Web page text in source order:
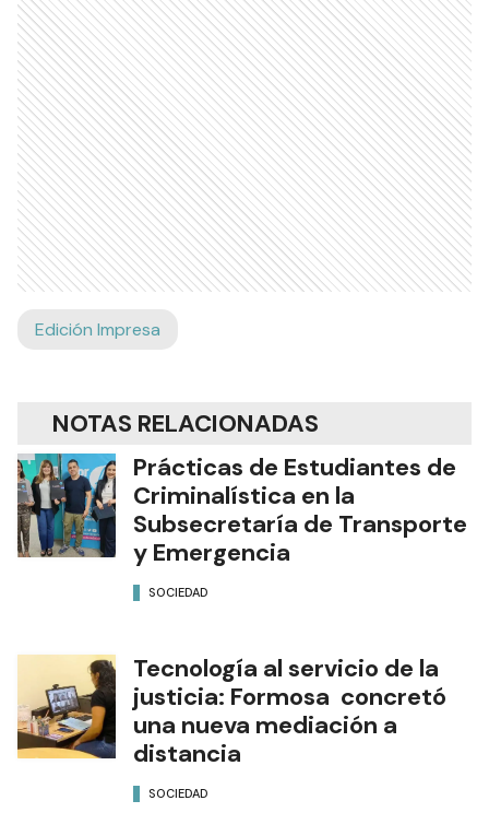
Edición Impresa
NOTAS RELACIONADAS
Prácticas de Estudiantes de
Criminalística en la
Subsecretaría de Transporte
y Emergencia
SOCIEDAD
Tecnología al servicio de la
justicia: Formosa concretó
una nueva mediación a
distancia
SOCIEDAD